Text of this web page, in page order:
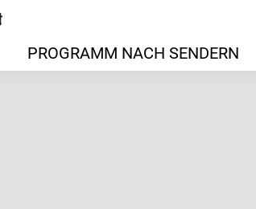
PROGRAMM NACH SENDERN